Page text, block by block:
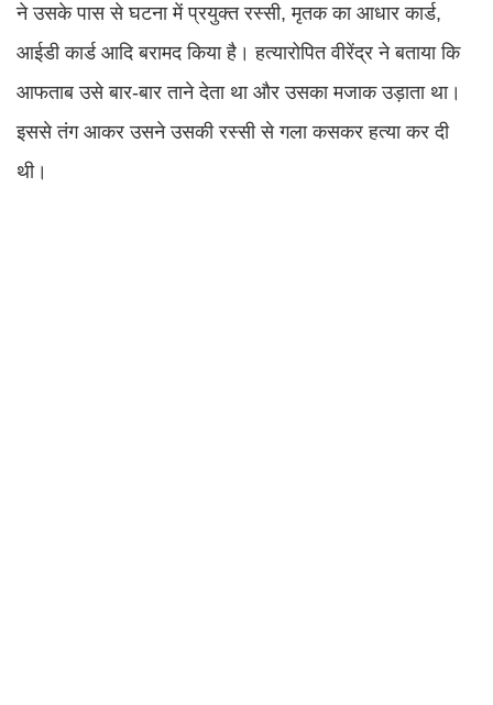
ने उसके पास से घटना में प्रयुक्त रस्सी, मृतक का आधार कार्ड,
आईडी कार्ड आदि बरामद किया है। हत्यारोपित वीरेंद्र ने बताया कि
आफताब उसे बार-बार ताने देता था और उसका मजाक उड़ाता था।
इससे तंग आकर उसने उसकी रस्सी से गला कसकर हत्या कर दी
थी।